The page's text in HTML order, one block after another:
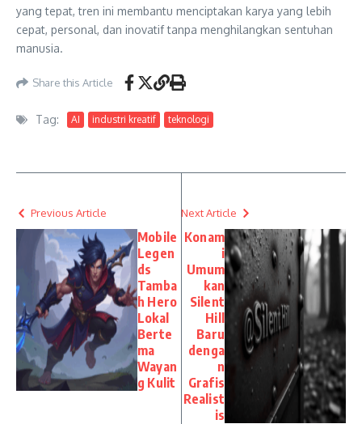
yang tepat, tren ini membantu menciptakan karya yang lebih
cepat, personal, dan inovatif tanpa menghilangkan sentuhan
manusia.
Share this Article
Tag: AI industri kreatif teknologi
Previous Article
Mobile
Legen
ds
Tamba
h Hero
Lokal
Berte
ma
Wayan
g Kulit
Next Article
Konam
i
Umum
kan
Silent
Hill
Baru
denga
n
Grafis
Realist
is